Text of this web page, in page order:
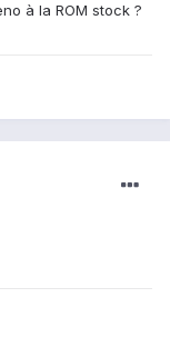
à la ROM stock ?